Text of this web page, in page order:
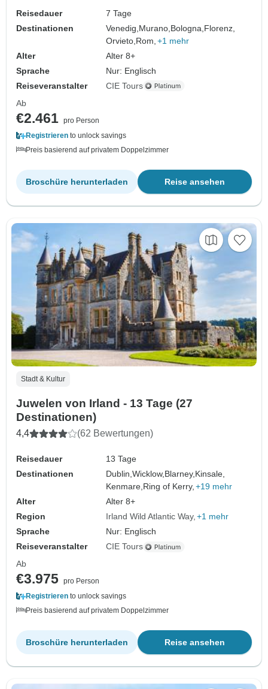
Reisedauer
7 Tage
Destinationen
Venedig, Murano, Bologna, Florenz,
Orvieto, Rom, +1 mehr
Alter
Alter 8+
Sprache
Nur: Englisch
Reiseveranstalter
CIE Tours
Ab
€2.461 pro Person
Registrieren to unlock savings
Preis basierend auf privatem Doppelzimmer
Reise ansehen
Broschüre herunterladen
Stadt & Kultur
Juwelen von Irland - 13 Tage (27
Destinationen)
4,4 (62 Bewertungen)
Reisedauer
13 Tage
Destinationen
Dublin,Wicklow, Blarney, Kinsale,
Kenmare, Ring of Kerry, +19 mehr
Alter
Alter 8+
Region
Irland Wild Atlantic Way +1 mehr
Sprache
Nur: Englisch
Reiseveranstalter
CIE Tours
Ab
€3.975 pro Person
Registrieren to unlock savings
Preis basierend auf privatem Doppelzimmer
Reise ansehen
Broschüre herunterladen